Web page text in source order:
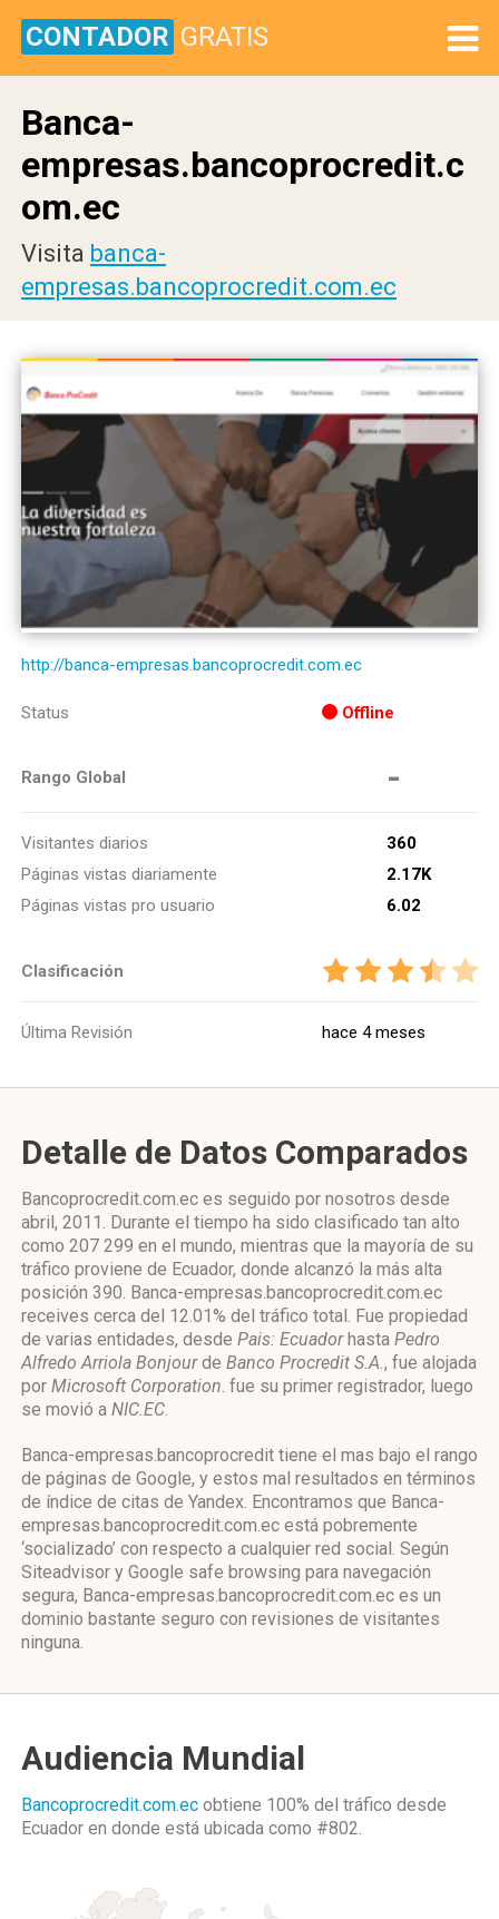
CONTADOR GRATIS
Banca-
empresas.bancoprocredit.c
om.ec
Visita banca-
empresas.bancoprocredit.com.ec
http://banca-empresas.bancoprocredit.com.ec
Status Offline
Rango Global -
Visitantes diarios
360
Páginas vistas diariamente
2.17K
Páginas vistas pro usuario
6.02
Clasificación
Última Revisión hace 4 meses
Detalle de Datos Comparados
Bancoprocredit.com.ec es seguido por nosotros desde
abril, 2011. Durante el tiempo ha sido clasificado tan alto
como 207 299 en el mundo, mientras que la mayoría de su
tráfico proviene de Ecuador, donde alcanzó la más alta
posición 390. Banca-empresas.bancoprocredit.com.ec
receives cerca del 12.01% del tráfico total. Fue propiedad
de varias entidades, desde Pais: Ecuadorhasta Pedro
Alfredo Arriola Bonjourde Banco Procredit S.A., fue alojada
por Microsoft Corporation. fue su primer registrador, luego
se movió a NIC.EC.
Banca-empresas.bancoprocredit tiene el mas bajo el rango
de páginas de Google, y estos mal resultados en términos
de índice de citas de Yandex. Encontramos que Banca-
empresas.bancoprocredit.com.ec está pobremente
‘socializado’ con respecto a cualquier red social. Según
Siteadvisor y Google safe browsing para navegación
segura, Banca-empresas.bancoprocredit.com.ec es un
dominio bastante seguro con revisiones de visitantes
ninguna.
Audiencia Mundial
Bancoprocredit.com.ec obtiene 100% del tráfico desde
Ecuador en donde está ubicada como #802.